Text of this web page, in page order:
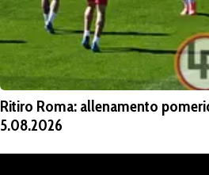
Ritiro Roma: allenamento
5.08.2026